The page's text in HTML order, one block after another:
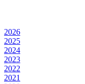
2026
2025
2024
2023
2022
2021